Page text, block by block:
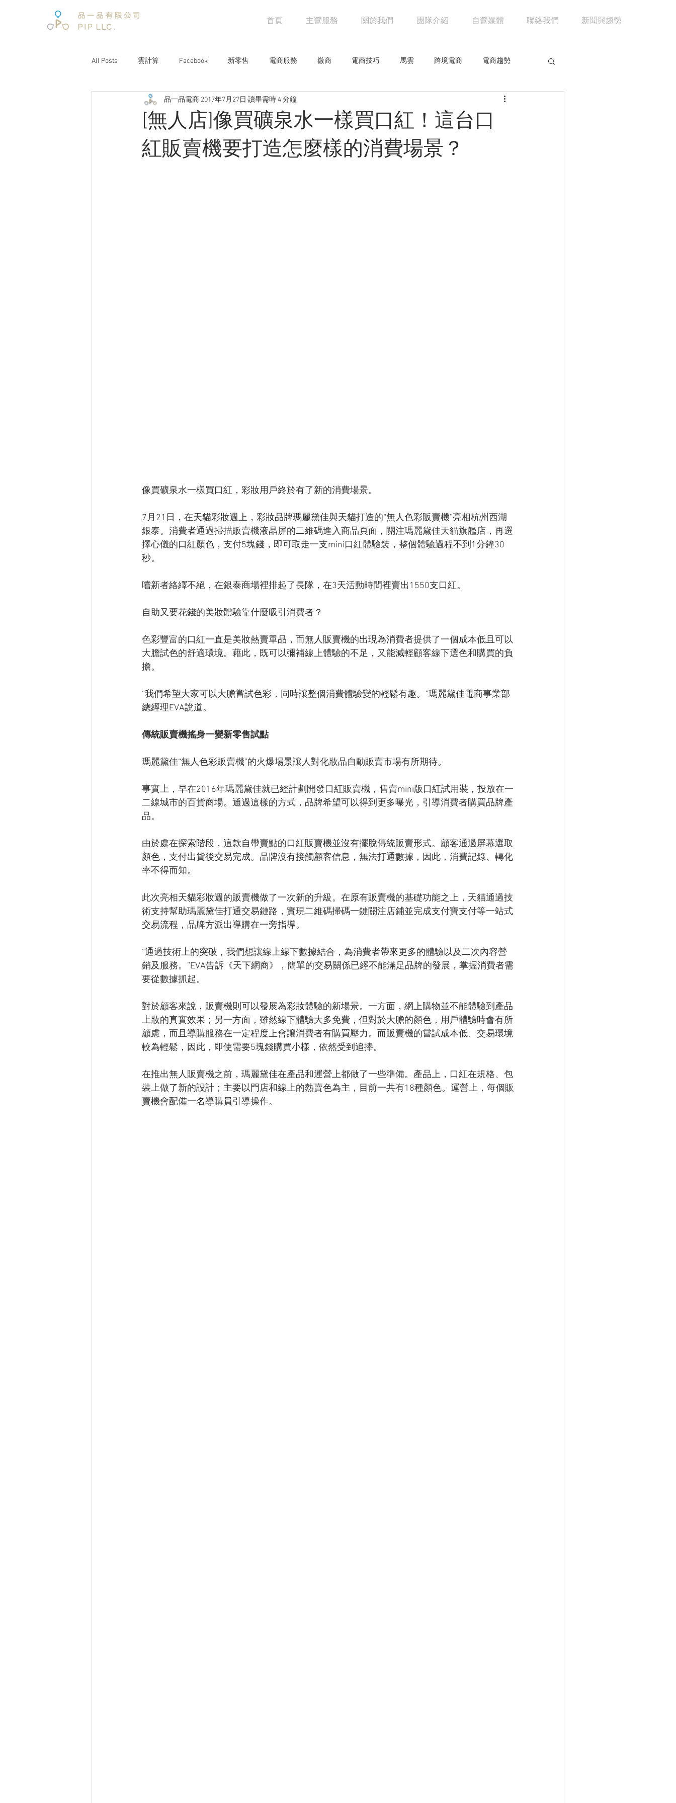
首頁 主營服務 關於我們 團隊介紹 自營媒體 聯絡我們 新聞與趨勢
All Posts 雲計算 Facebook 新零售 電商服務 微商 電商技巧 馬雲 跨境電商 電商趨勢
電子商務報告 阿里巴巴 電商物流 京東
品牌經營 互聯網人物 騰訊 創意企劃 網路行銷技巧 行業新聞 市場分析
[無人店]像買礦泉水一樣買口紅！這台口
紅販賣機要打造怎麼樣的消費場景？
品一品電商 2017年7月27日 讀畢需時 4 分鐘
像買礦泉水一樣買口紅，彩妝用戶終於有了新的消費場景。
7月21日，在天貓彩妝週上，彩妝品牌瑪麗黛佳與天貓打造的“無人色彩販賣機”亮相杭州西湖
銀泰。消費者通過掃描販賣機液晶屏的二維碼進入商品頁面，關注瑪麗黛佳天貓旗艦店，再選
擇心儀的口紅顏色，支付5塊錢，即可取走一支mini口紅體驗裝，整個體驗過程不到1分鐘30
秒。
嚐新者絡繹不絕，在銀泰商場裡排起了長隊，在3天活動時間裡賣出1550支口紅。
自助又要花錢的美妝體驗靠什麼吸引消費者？
色彩豐富的口紅一直是美妝熱賣單品，而無人販賣機的出現為消費者提供了一個成本低且可以
大膽試色的舒適環境。藉此，既可以彌補線上體驗的不足，又能減輕顧客線下選色和購買的負
擔。
“我們希望大家可以大膽嘗試色彩，同時讓整個消費體驗變的輕鬆有趣。”瑪麗黛佳電商事業部
總經理EVA說道。
傳統販賣機搖身一變新零售試點
瑪麗黛佳“無人色彩販賣機”的火爆場景讓人對化妝品自動販賣市場有所期待。
事實上，早在2016年瑪麗黛佳就已經計劃開發口紅販賣機，售賣mini版口紅試用裝，投放在一
二線城市的百貨商場。通過這樣的方式，品牌希望可以得到更多曝光，引導消費者購買品牌產
品。
由於處在探索階段，這款自帶賣點的口紅販賣機並沒有擺脫傳統販賣形式。顧客通過屏幕選取
顏色，支付出貨後交易完成。品牌沒有接觸顧客信息，無法打通數據，因此，消費記錄、轉化
率不得而知。
此次亮相天貓彩妝週的販賣機做了一次新的升級。在原有販賣機的基礎功能之上，天貓通過技
術支持幫助瑪麗黛佳打通交易鏈路，實現二維碼掃碼一鍵關注店鋪並完成支付寶支付等一站式
交易流程，品牌方派出導購在一旁指導。
“通過技術上的突破，我們想讓線上線下數據結合，為消費者帶來更多的體驗以及二次內容營
銷及服務。”EVA告訴《天下網商》，簡單的交易關係已經不能滿足品牌的發展，掌握消費者需
要從數據抓起。
對於顧客來說，販賣機則可以發展為彩妝體驗的新場景。一方面，網上購物並不能體驗到產品
上妝的真實效果；另一方面，雖然線下體驗大多免費，但對於大膽的顏色，用戶體驗時會有所
顧慮，而且導購服務在一定程度上會讓消費者有購買壓力。而販賣機的嘗試成本低、交易環境
較為輕鬆，因此，即使需要5塊錢購買小樣，依然受到追捧。
在推出無人販賣機之前，瑪麗黛佳在產品和運營上都做了一些準備。產品上，口紅在規格、包
裝上做了新的設計；主要以門店和線上的熱賣色為主，目前一共有18種顏色。運營上，每個販
賣機會配備一名導購員引導操作。